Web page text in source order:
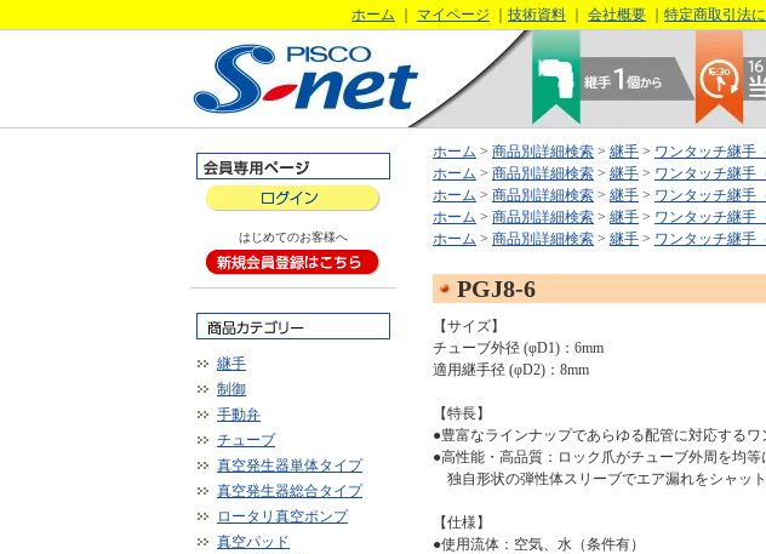
ホーム マイページ 技術資料 会社概要 特定商取引法
はじめてのお客様へ
継手
制御
手動弁
チューブ
真空発生器単体タイプ
真空発生器総合タイプ
ロータリ真空ポンプ
真空パッド
ホーム > 商品別詳細検索 > 継手 > ワンタッチ継手
ホーム > 商品別詳細検索 > 継手 > ワンタッチ継手
ホーム > 商品別詳細検索 > 継手 > ワンタッチ継手
ホーム > 商品別詳細検索 > 継手 > ワンタッチ継手
ホーム > 商品別詳細検索 > 継手 > ワンタッチ継手
PGJ8-6
【サイズ】
チューブ外径 (φD1)：6mm
適用継手径 (φD2)：8mm
【特長】
●豊富なラインナップであらゆる配管に対応するワ
●高性能・高品質：ロック爪がチューブ外周を均等
独自形状の弾性体スリーブでエア漏れをシャット
【仕様】
●使用流体：空気、水（条件有）